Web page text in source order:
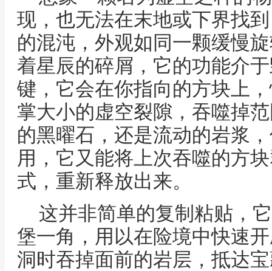
现，也无法在末地或下界找
的混沌，外观如同一颗缓慢
着星辰的碎屑，它的功能介
键，它会在你指向的方块上
掌大小的虚空裂隙，吞噬掉
的黑曜石，还是流动的岩浆
用，它又能将上次吞噬的方
式，重新释放出来。
这并非简单的复制粘贴，
堡一角，用以在险境中快速
洞时吞掉面前的岩层，抵达